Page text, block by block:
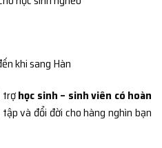
khi sang Hàn
trợhọc sinh – sinh viên có hoàn
và đổi đời cho hàng nghìn bạn